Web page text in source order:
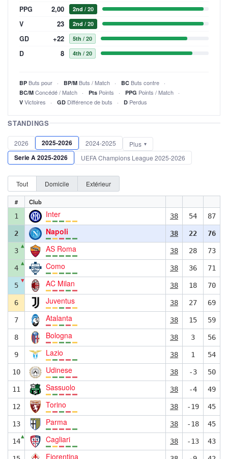
PPG 2,00 2nd / 20
V 23 2nd / 20
GD +22 5th / 20
D 8 4th / 20
BP Buts pour BP/M Buts / Match BC Buts contre
BC/M Concédé / Match Pts Points PPG Points / Match
V Victoires GD Différence de buts D Perdus
STANDINGS
2026 2025-2026 2024-2025 Plus
Serie A 2025-2026 UEFA Champions League 2025-2026
Tout Domicile Extérieur
#
Club
1
Inter 38 54 87
2 Napoli 38 22 76
3
▲ AS Roma 38 28 73
4
▲ Como 38 36 71
5
▼ AC Milan 38 18 70
6 Juventus 38 27 69
7 Atalanta 38 15 59
8 Bologna 38 3 56
9 Lazio 38 1 54
10 Udinese 38 -3 50
11 Sassuolo 38 -4 49
12 Torino 38 -19 45
13 Parma 38 -18 45
14
▲ Cagliari 38 -13 43
Fiorentina